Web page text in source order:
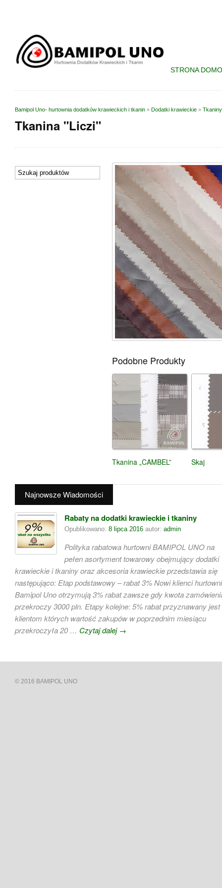
STRONA
Bamipol Uno- hurtownia dodatków krawieckich i tkanin » Dodatki krawieckie » Tkaniny
Tkanina "Liczi"
Podobne Produkty
Tkanina „CAMBEL” Skaj
Najnowsze Wiadomości
Rabaty na dodatki krawieckie i tkaniny
Opublikowano: 8 lipca 2016 autor: admin
Polityka rabatowa hurtowni BAMIPOL UNO na
pełen asortyment towarowy obejmujący dodatki
krawieckie i tkaniny oraz akcesoria krawieckie przedstawia się
następująco: Etap podstawowy – rabat 3% Nowi klienci hurtowni
Bamipol Uno otrzymują 3% rabat zawsze gdy kwota
przekroczy 3000 pln. Etapy kolejne: 5% rabat przyznawany jest
klientom których wartość zakupów w poprzednim miesiącu
przekroczyła 20 … Czytaj dalej →
© 2016 BAMIPOL UNO